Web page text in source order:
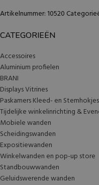
CATEGORIEËN
Accessoires
Aluminium profielen
BRANI
Displays Vitrines
Paskamers Kleed- en Stemhokjes
Tijdelijke winkelinrichting &
Mobiele wanden
Scheidingswanden
Expositiewanden
Winkelwanden en pop-up store
Standbouwwanden
Geluidswerende wanden
Artikelnummer: 10520